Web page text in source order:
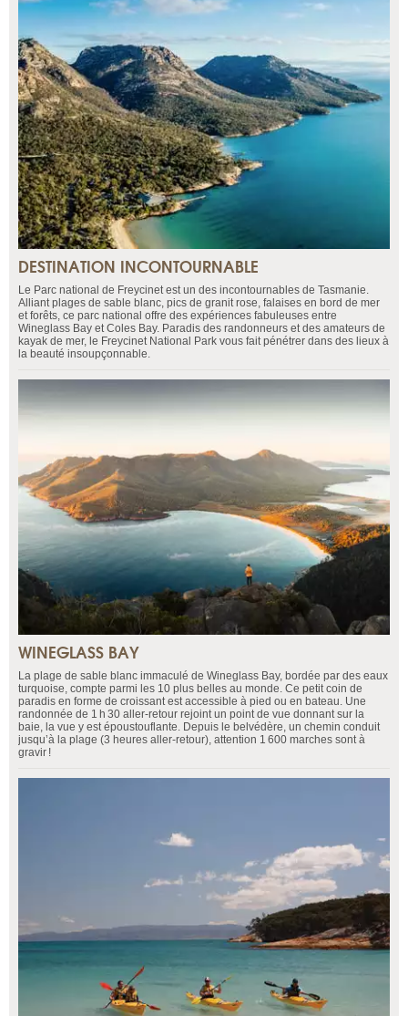
DESTINATION INCONTOURNABLE
Le Parc national de Freycinet est un des incontournables de Tasmanie.
Alliant plages de sable blanc, pics de granit rose, falaises en bord de mer
et forêts, ce parc national offre des expériences fabuleuses entre
Wineglass Bay et Coles Bay. Paradis des randonneurs et des amateurs de
kayak de mer, le Freycinet National Park vous fait pénétrer dans des lieux à
la beauté insoupçonnable.
WINEGLASS BAY
La plage de sable blanc immaculé de Wineglass Bay, bordée par des eaux
turquoise, compte parmi les 10 plus belles au monde. Ce petit coin de
paradis en forme de croissant est accessible à pied ou en bateau. Une
randonnée de 1 h 30 aller-retour rejoint un point de vue donnant sur la
baie, la vue y est époustouflante. Depuis le belvédère, un chemin conduit
jusqu’à la plage (3 heures aller-retour), attention 1 600 marches sont à
gravir !